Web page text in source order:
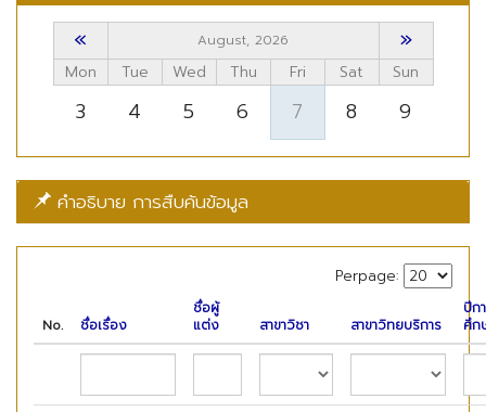
« August, 2026 »
Mon Tue Wed Thu Fri Sat Sun
3 4 5 6 7 8 9
คำอธิบาย การสืบค้นข้อมูล
Perpage:
No. ชื่อเรื่อง
ชื่อผู้
แต่ง
สาขาวิชา สาขาวิทยบริการ
ปีก
ศึก